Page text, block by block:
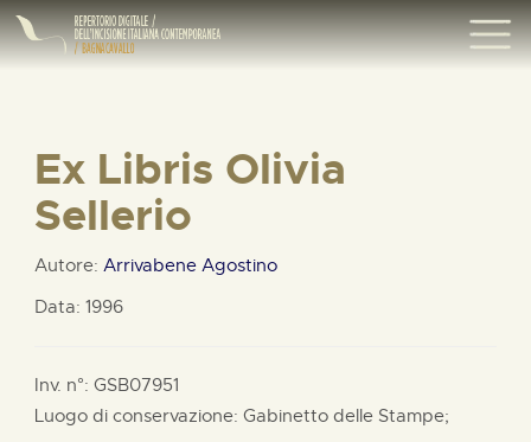
Ex Libris Olivia
Sellerio
Autore: Arrivabene Agostino
Data: 1996
Inv. n°: GSB07951
Luogo di conservazione: Gabinetto delle Stampe;